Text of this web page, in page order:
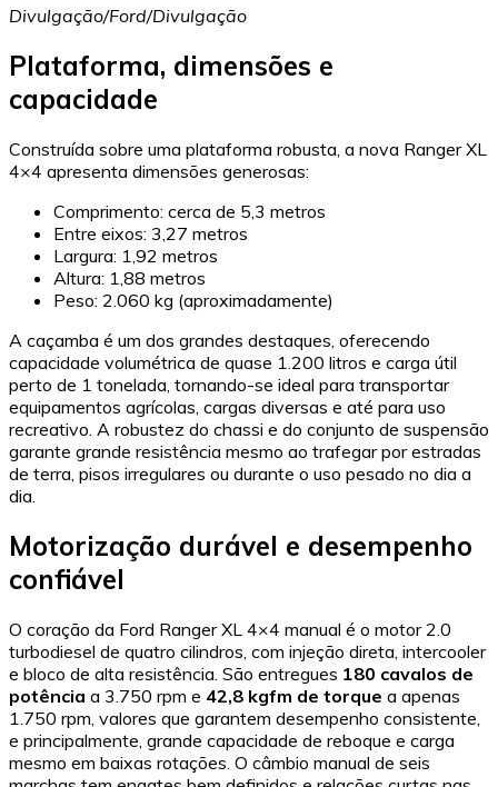
Divulgação/Ford/Divulgação
Plataforma, dimensões e
capacidade
Construída sobre uma plataforma robusta, a nova Ranger XL
4×4 apresenta dimensões generosas:
Comprimento: cerca de 5,3 metros
Entre eixos: 3,27 metros
Largura: 1,92 metros
Altura: 1,88 metros
Peso: 2.060 kg (aproximadamente)
A caçamba é um dos grandes destaques, oferecendo
capacidade volumétrica de quase 1.200 litros e carga útil
perto de 1 tonelada, tornando-se ideal para transportar
equipamentos agrícolas, cargas diversas e até para uso
recreativo. A robustez do chassi e do conjunto de suspensão
garante grande resistência mesmo ao trafegar por estradas
de terra, pisos irregulares ou durante o uso pesado no dia a
dia.
Motorização durável e desempenho
confiável
O coração da Ford Ranger XL 4×4 manual é o motor 2.0
turbodiesel de quatro cilindros, com injeção direta, intercooler
e bloco de alta resistência. São entregues 180 cavalos de
potência a 3.750 rpm e 42,8 kgfm de torque a apenas
1.750 rpm, valores que garantem desempenho consistente,
e principalmente, grande capacidade de reboque e carga
mesmo em baixas rotações. O câmbio manual de seis